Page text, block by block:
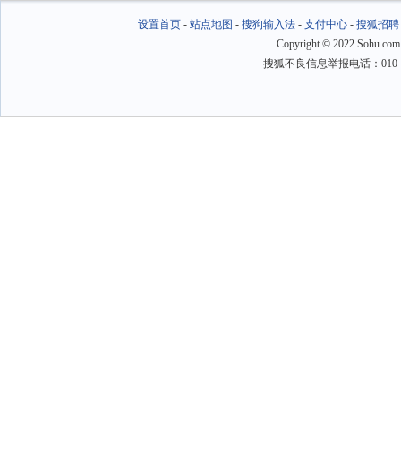
设置首页 -站点地图 -搜狗输入法 -支付中心 -搜狐招聘
Copyright © 2022
搜狐不良信息举报电话：010